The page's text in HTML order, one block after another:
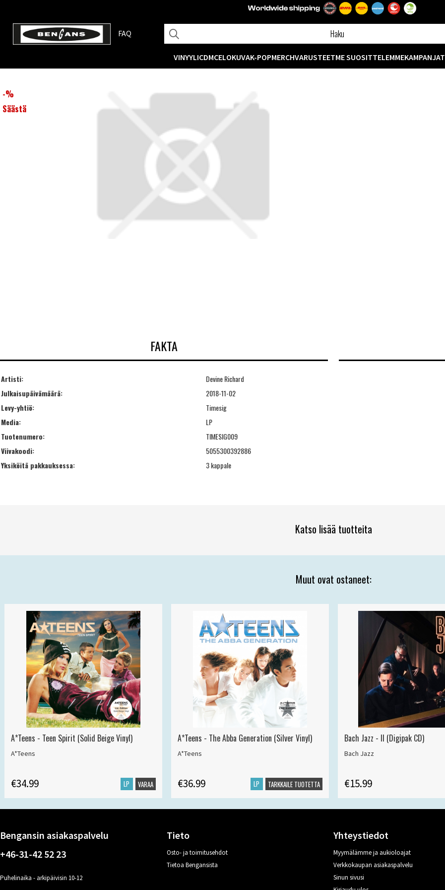
FAQ
VINYYLICDMCELOKUVAK-POPMERCHVARUSTEETME SUOSITTELEMMEKAMPANJAT
-%
Säästä
FAKTA
Artisti:
Devine Richard
Julkaisupäivämäärä:
2018-11-02
Levy-yhtiö:
Timesig
Media:
LP
Tuotenumero:
TIMESIG009
Viivakoodi:
5055300392886
Yksiköitä pakkauksessa:
3 kappale
Katso lisää tuotteita
Muut ovat ostaneet:
A*Teens - Teen Spirit (Solid Beige Vinyl)
A*Teens
€34.99 LP VARAA
A*Teens - The Abba Generation (Silver Vinyl)
A*Teens
€36.99 LP TARKKAILE TUOTETTA
Bach Jazz - II (Digipak CD)
Bach Jazz
€15.99
Bengansin asiakaspalvelu
+46-31-42 52 23
Puhelinaika - arkipäivisin 10-12
Tieto
Osto- ja toimitusehdot
Tietoa Bengansista
Yhteystiedot
Myymälämme ja aukioloajat
Verkkokaupan asiakaspalvelu
Sinun sivusi